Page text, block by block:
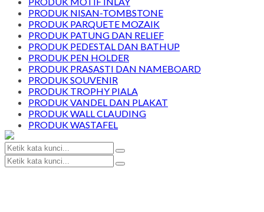
PRODUK NISAN-TOMBSTONE
PRODUK PARQUETE MOZAIK
PRODUK PATUNG DAN RELIEF
PRODUK PEDESTAL DAN BATHUP
PRODUK PEN HOLDER
PRODUK PRASASTI DAN NAMEBOARD
PRODUK SOUVENIR
PRODUK TROPHY PIALA
PRODUK VANDEL DAN PLAKAT
PRODUK WALL CLAUDING
PRODUK WASTAFEL